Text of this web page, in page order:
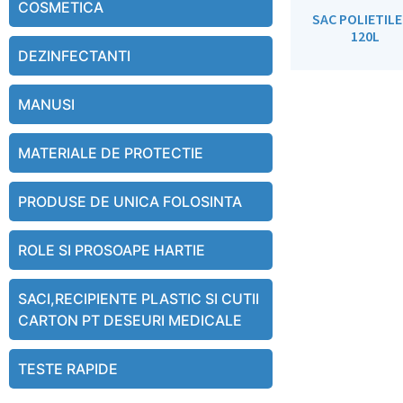
COSMETICA
DEZINFECTANTI
MANUSI
MATERIALE DE PROTECTIE
PRODUSE DE UNICA FOLOSINTA
ROLE SI PROSOAPE HARTIE
SACI,RECIPIENTE PLASTIC SI CUTII
CARTON PT DESEURI MEDICALE
TESTE RAPIDE
SAC
120L